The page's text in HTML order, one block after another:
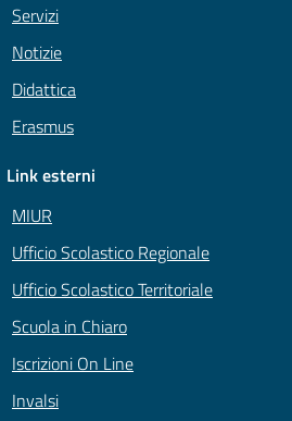
Servizi
Notizie
Didattica
Erasmus
Link esterni
MIUR
Ufficio Scolastico Regionale
Ufficio Scolastico Territoriale
Scuola in Chiaro
Iscrizioni On Line
Invalsi